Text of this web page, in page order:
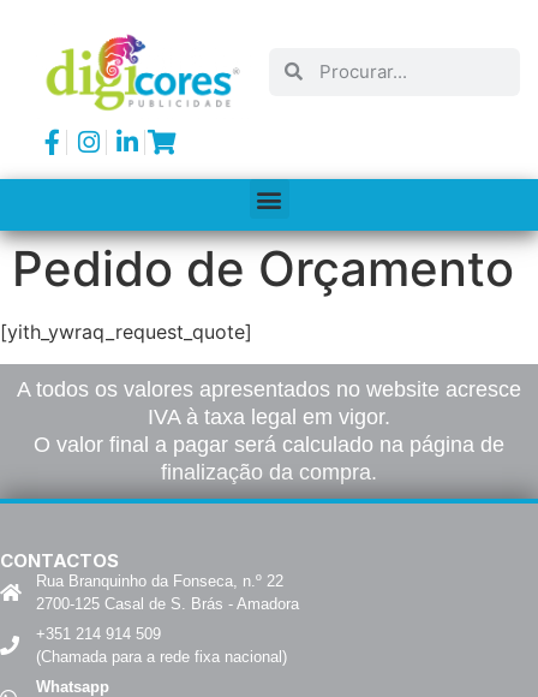
Pedido de Orçamento
[yith_ywraq_request_quote]
A todos os valores apresentados no website acresce
IVA à taxa legal em vigor.
O valor final a pagar será calculado na página de
finalização da compra.
CONTACTOS
Rua Branquinho da Fonseca, n.º 22
2700-125 Casal de S. Brás - Amadora
+351 214 914 509
(Chamada para a rede fixa nacional)
Whatsapp